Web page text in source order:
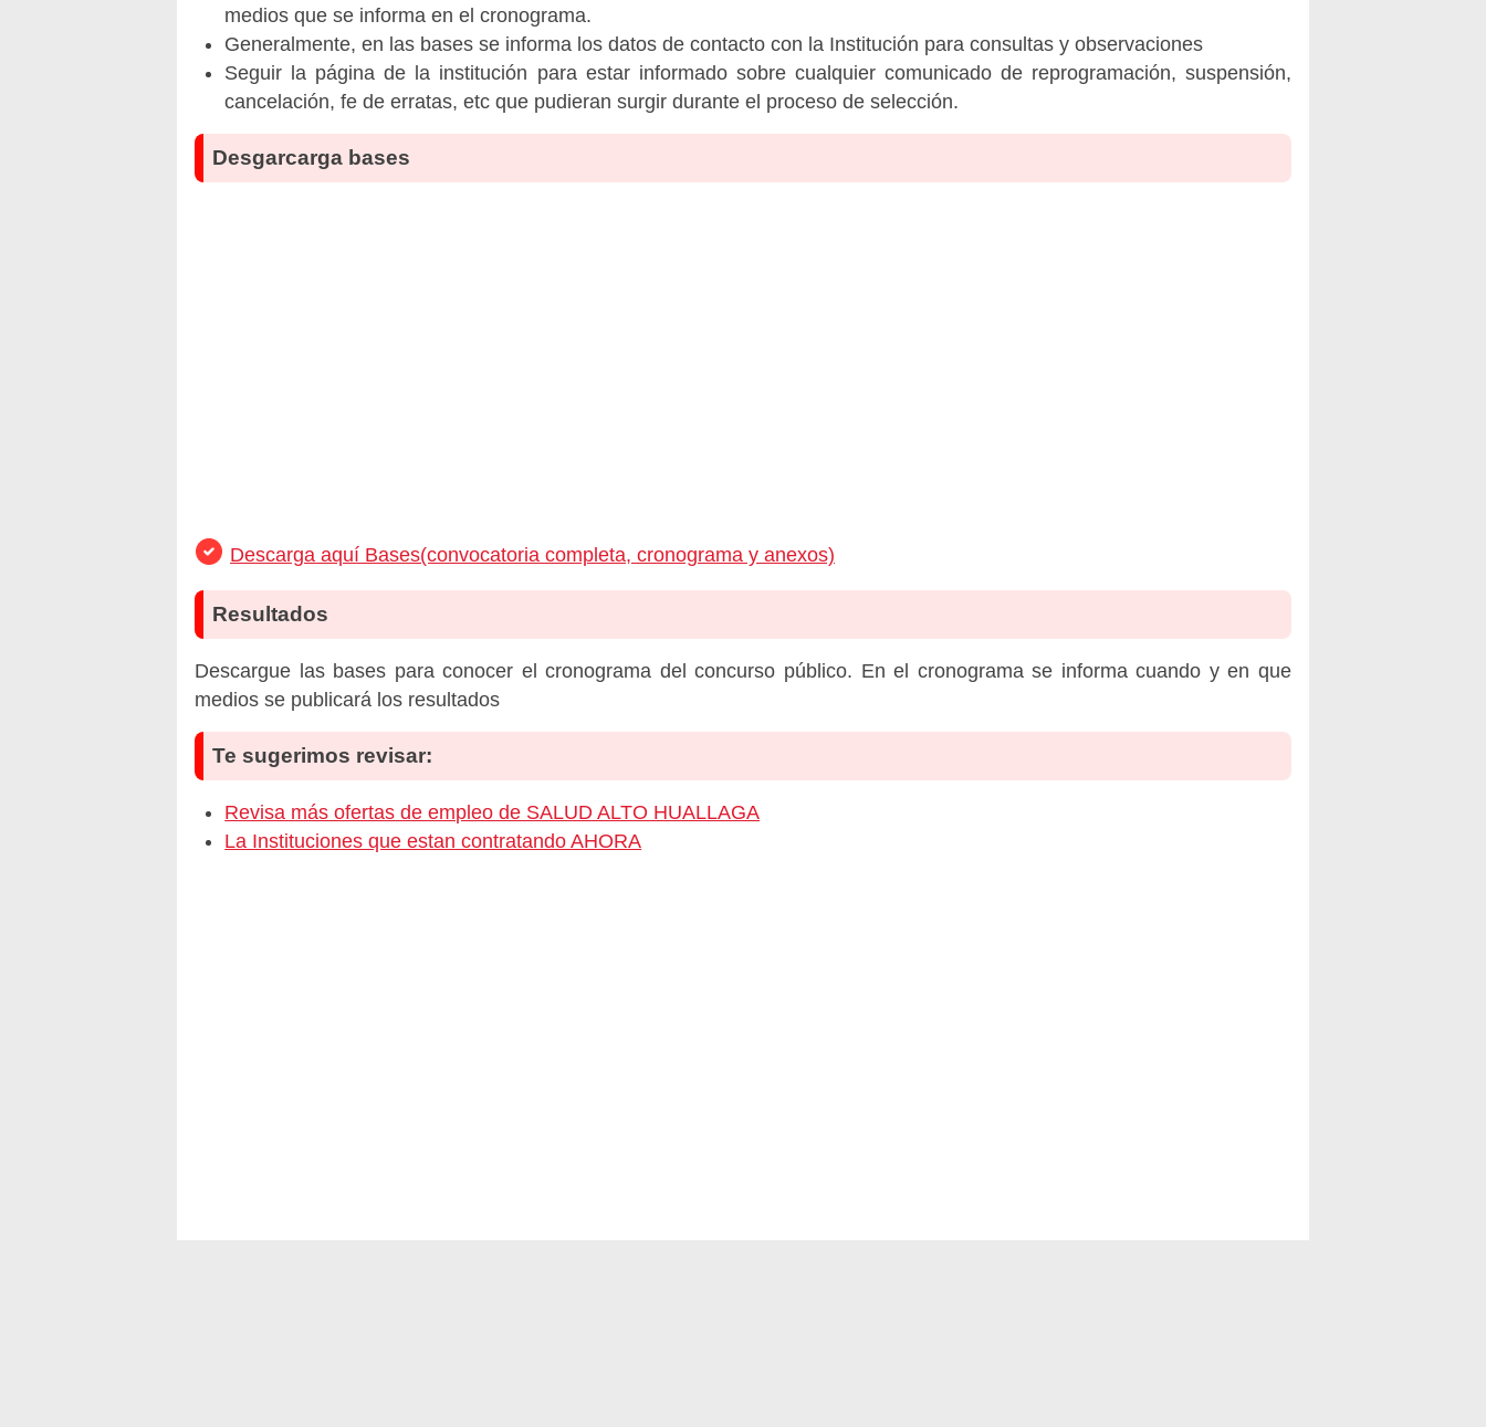
medios que se informa en el cronograma.
Generalmente, en las bases se informa los datos de contacto con la Institución para consultas y observaciones
Seguir la página de la institución para estar informado sobre cualquier comunicado de reprogramación, suspensión,
cancelación, fe de erratas, etc que pudieran surgir durante el proceso de selección.
Desgarcarga bases
Descarga aquí Bases(convocatoria completa, cronograma y anexos)
Resultados
Descargue las bases para conocer el cronograma del concurso público. En el cronograma se informa cuando y en que
medios se publicará los resultados
Te sugerimos revisar:
Revisa más ofertas de empleo de SALUD ALTO HUALLAGA
La Instituciones que estan contratando AHORA